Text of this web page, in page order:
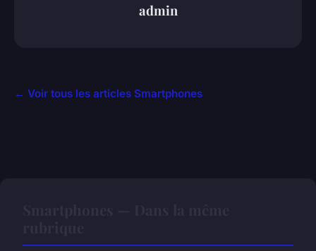
admin
← Voir tous les articles Smartphones